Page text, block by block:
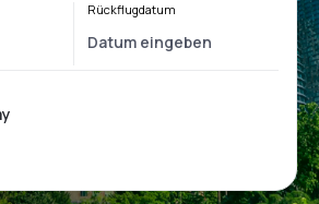
Rückflugdatum